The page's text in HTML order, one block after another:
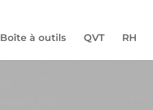
Boîte à outils QVT RH